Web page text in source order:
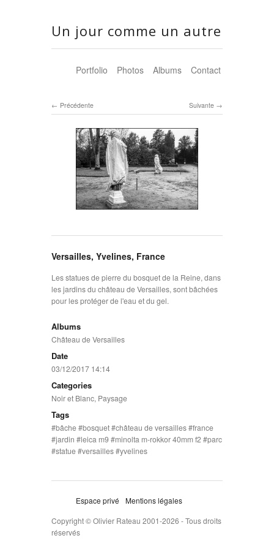
Un jour comme un autre
Portfolio Photos Albums Contact
Suivante
Précédente
Versailles, Yvelines, France
Les statues de pierre du bosquet de la Reine, dans
les jardins du château de Versailles, sont bâchées
pour les protéger de l'eau et du gel.
Albums
Château de Versailles
Date
03/12/2017 14:14
Categories
Noir et Blanc, Paysage
Tags
bâche bosquet château de versailles france
jardin
leica m9 minolta m-rokkor 40mm f2
parc
statue versailles yvelines
Espace privé
Mentions légales
Copyright © Olivier Rateau 2001-2026 - Tous droits
réservés